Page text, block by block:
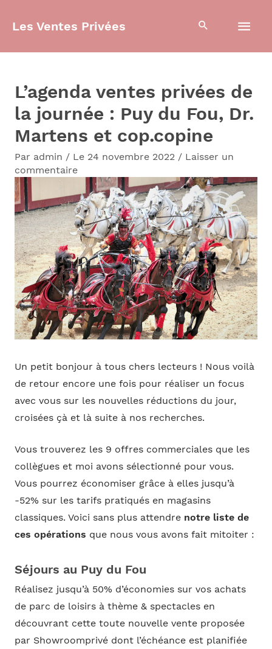
Les Ventes Privées
L’agenda ventes privées de
la journée : Puy du Fou, Dr.
Martens et cop.copine
Par admin / Le 24 novembre 2022 / Laisser un
commentaire
Un petit bonjour à tous chers lecteurs ! Nous voilà
de retour encore une fois pour réaliser un focus
avec vous sur les nouvelles réductions du jour,
croisées çà et là suite à nos recherches.
Vous trouverez les 9 offres commerciales que les
collègues et moi avons sélectionné pour vous.
Vous pourrez économiser grâce à elles jusqu’à
-52% sur les tarifs pratiqués en magasins
classiques. Voici sans plus attendre notre liste de
ces opérations que nous vous avons fait mitoiter :
Séjours au Puy du Fou
Réalisez jusqu’à 50% d’économies sur vos achats
de parc de loisirs à thème & spectacles en
découvrant cette toute nouvelle vente proposée
par Showroomprivé dont l’échéance est planifiée